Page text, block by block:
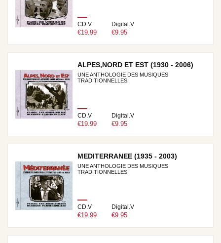
CD.V
€19.99
Digital.V
€9.95
ALPES,NORD ET EST (1930 - 2006)
UNE ANTHOLOGIE DES MUSIQUES
TRADITIONNELLES
CD.V
€19.99
Digital.V
€9.95
MEDITERRANEE (1935 - 2003)
UNE ANTHOLOGIE DES MUSIQUES
TRADITIONNELLES
CD.V
€19.99
Digital.V
€9.95